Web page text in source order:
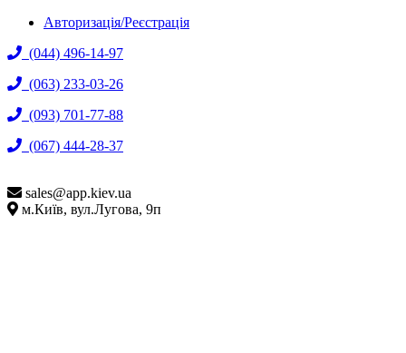
Авторизація/Реєстрація
(044) 496-14-97
(063) 233-03-26
(093) 701-77-88
(067) 444-28-37
sales@app.kiev.ua
м.Київ, вул.Лугова, 9п